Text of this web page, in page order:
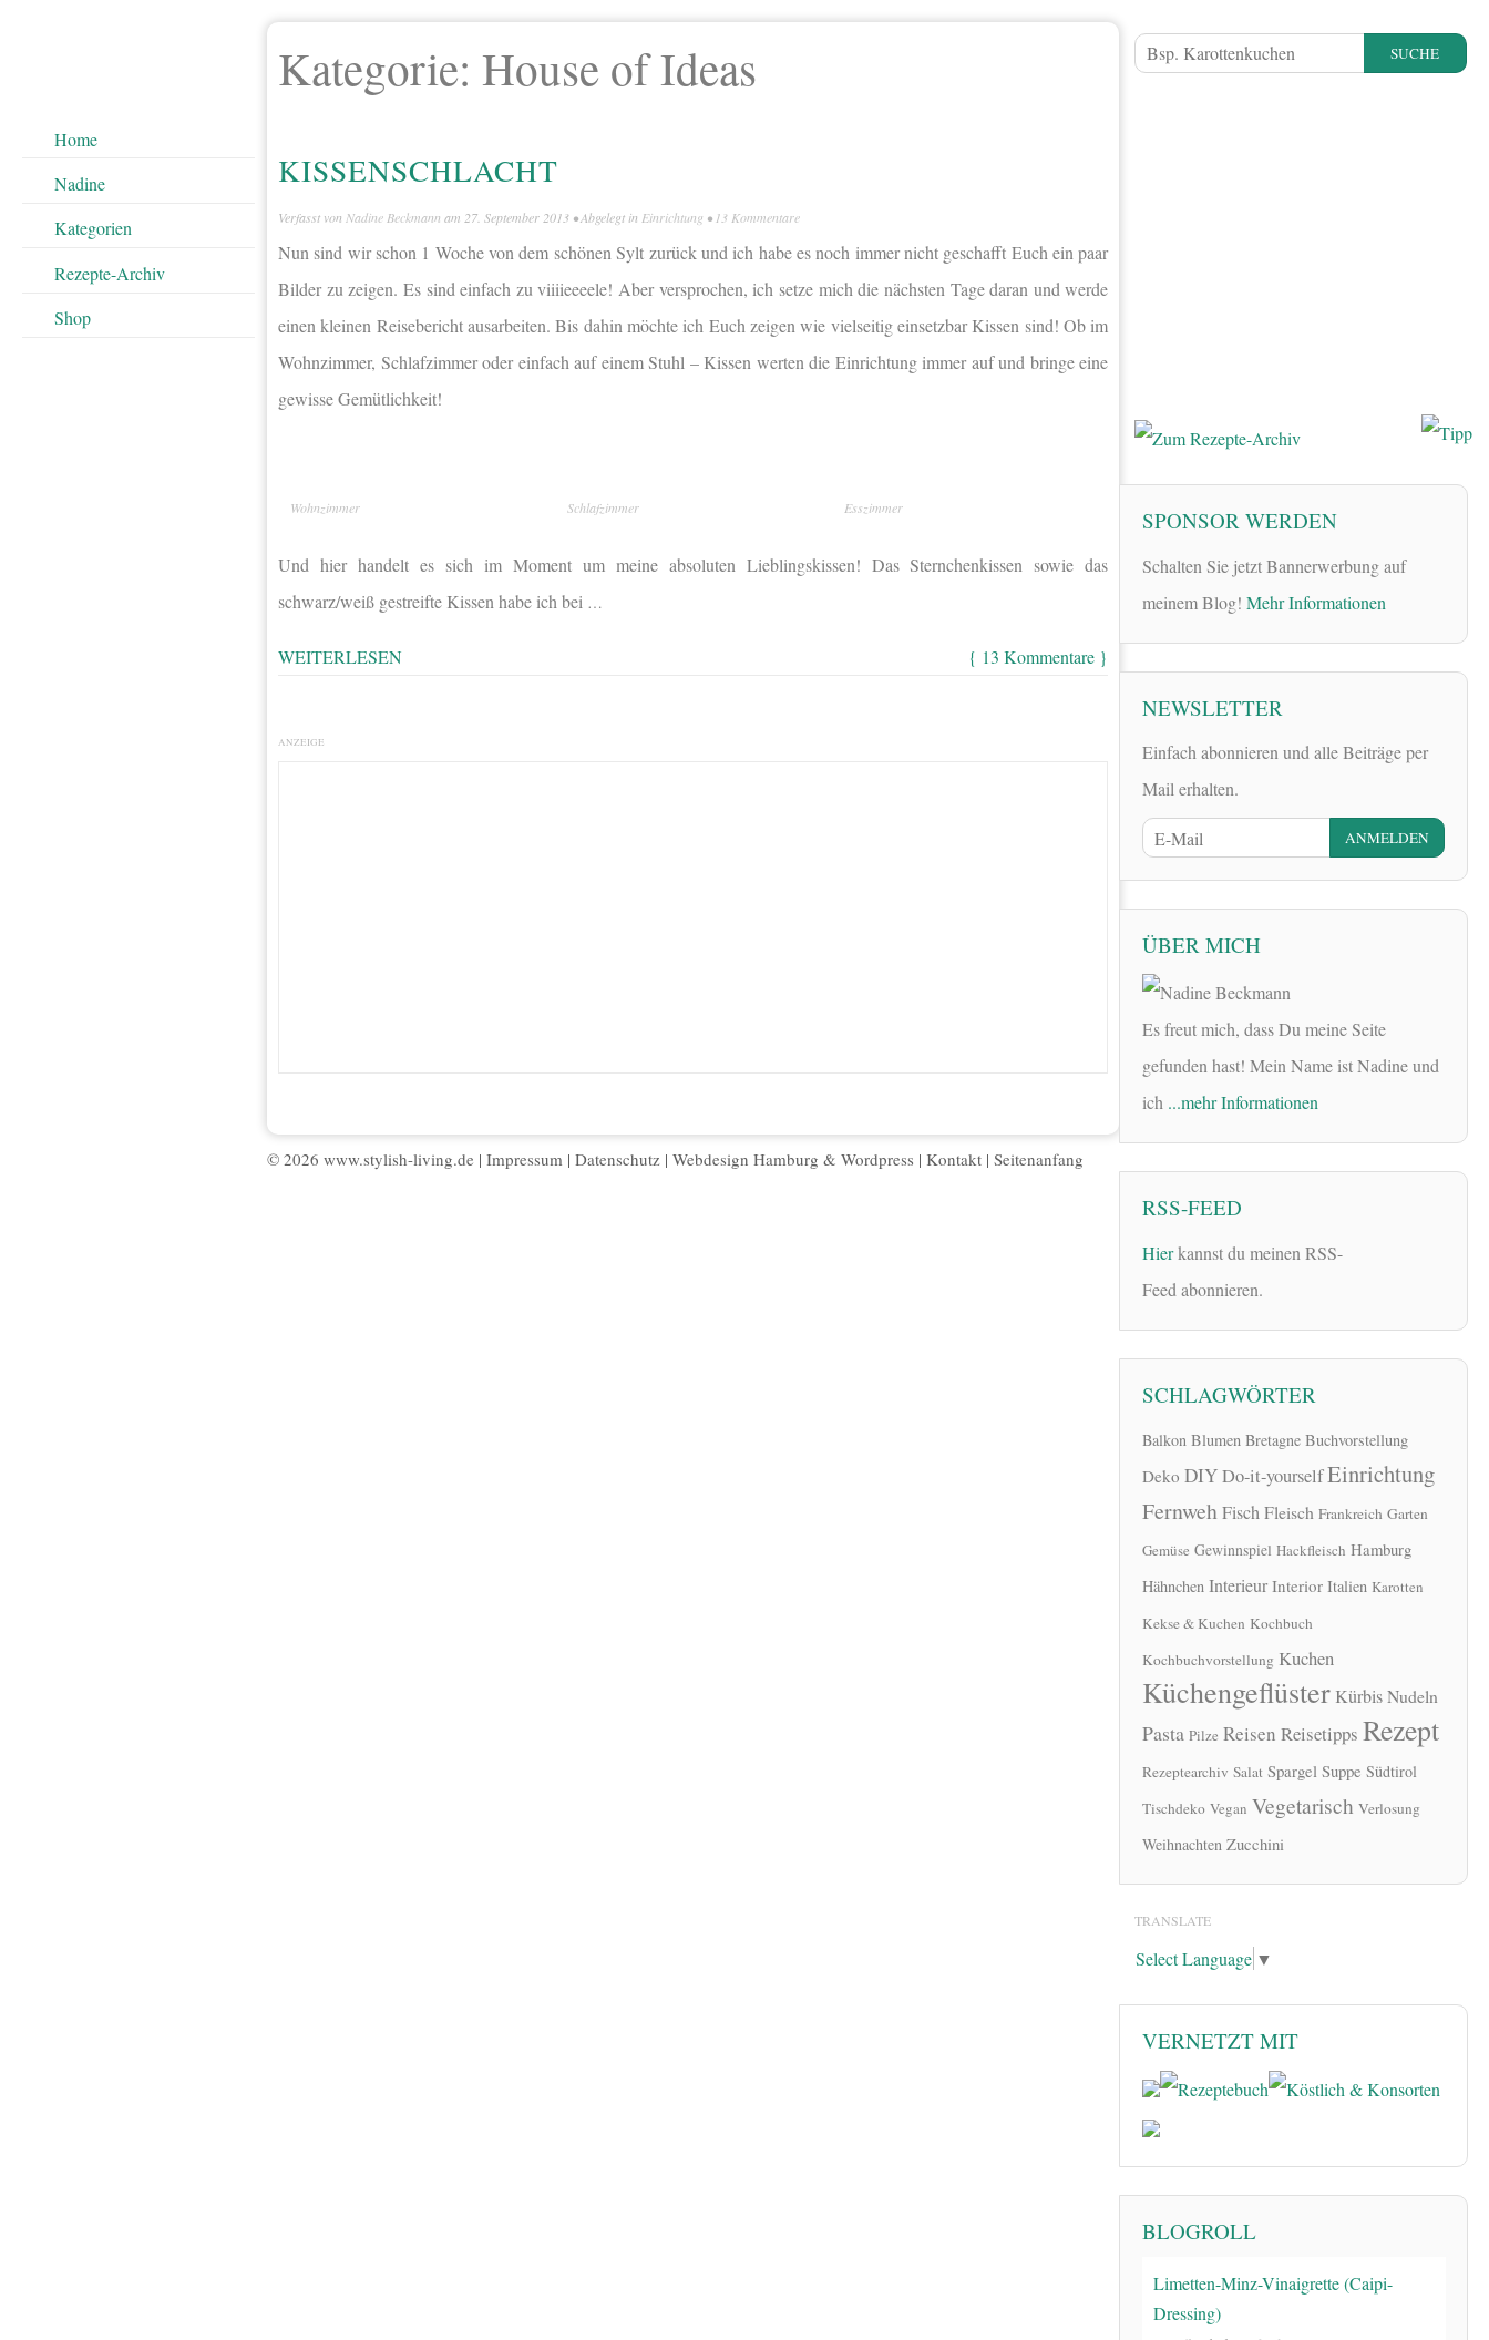
Home
Nadine
Kategorien
Rezepte-Archiv
Shop
Kategorie: House of Ideas
KISSENSCHLACHT
Verfasst von Nadine Beckmann am 27. September 2013 • Abgelegt in Einrichtung •13 Kommentare
Nun sind wir schon 1 Woche von dem schönen Sylt zurück und ich habe es noch immer nicht geschafft Euch ein paar
Bilder zu zeigen. Es sind einfach zu viiiieeeele! Aber versprochen, ich setze mich die nächsten Tage daran und werde
einen kleinen Reisebericht ausarbeiten. Bis dahin möchte ich Euch zeigen wie vielseitig einsetzbar Kissen sind! Ob im
Wohnzimmer, Schlafzimmer oder einfach auf einem Stuhl – Kissen werten die Einrichtung immer auf und bringe eine
gewisse Gemütlichkeit!
Wohnzimmer Schlafzimmer Esszimmer
Und hier handelt es sich im Moment um meine absoluten Lieblingskissen! Das Sternchenkissen sowie das
schwarz/weiß gestreifte Kissen habe ich bei …
WEITERLESEN { 13 Kommentare }
ANZEIGE
© 2026 www.stylish-living.de | Impressum | Datenschutz | Webdesign Hamburg & Wordpress | Kontakt | Seitenanfang
SUCHE
SPONSOR WERDEN
Schalten Sie jetzt Bannerwerbung auf
meinem Blog! Mehr Informationen
NEWSLETTER
Einfach abonnieren und alle Beiträge per
Mail erhalten.
ÜBER MICH
Es freut mich, dass Du meine Seite
gefunden hast! Mein Name ist Nadine und
ich ...mehr Informationen
RSS-FEED
Hierkannst du meinen RSS-
Feed abonnieren.
SCHLAGWÖRTER
Balkon Blumen Bretagne Buchvorstellung
Deko DIYDo-it-yourselfEinrichtung
FernwehFischFleisch Frankreich Garten
Gemüse Gewinnspiel Hackfleisch Hamburg
Hähnchen Interieur Interior Italien Karotten
Kekse & Kuchen Kochbuch
Kochbuchvorstellung Kuchen
Küchengeflüster KürbisNudeln
Pasta Pilze Reisen Reisetipps Rezept
Rezeptearchiv Salat Spargel Suppe Südtirol
Tischdeko Vegan Vegetarisch Verlosung
Weihnachten Zucchini
TRANSLATE
Select Language ▼
VERNETZT MIT
BLOGROLL
Limetten-Minz-Vinaigrette (Caipi-
Dressing)